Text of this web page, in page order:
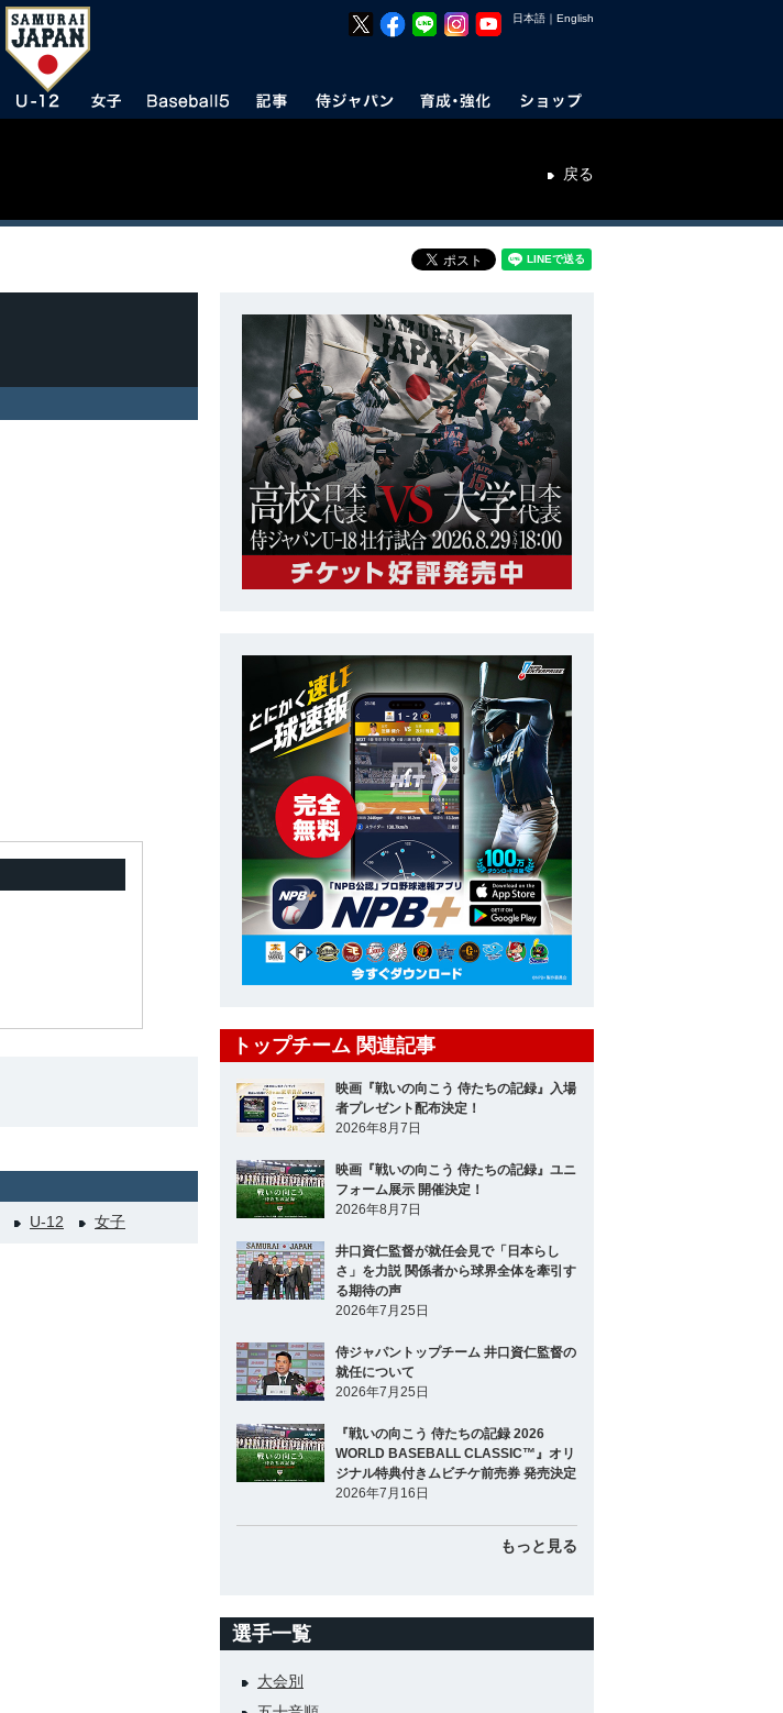
日本語 ｜ English
戻る
U-12 女子
トップチーム 関連記事
映画『戦いの向こう 侍たちの記録』入場
者プレゼント配布決定！
2026年8月7日
映画『戦いの向こう 侍たちの記録』ユニ
フォーム展示 開催決定！
2026年8月7日
井口資仁監督が就任会見で「日本らし
さ」を力説 関係者から球界全体を牽引す
る期待の声
2026年7月25日
侍ジャパントップチーム 井口資仁監督の
就任について
2026年7月25日
『戦いの向こう 侍たちの記録 2026
WORLD BASEBALL CLASSIC™』オリ
ジナル特典付きムビチケ前売券 発売決定
2026年7月16日
もっと見る
選手一覧
大会別